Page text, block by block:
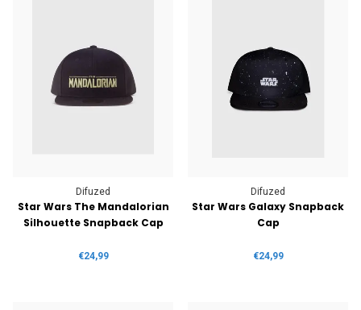
Difuzed
Star Wars The Mandalorian
Silhouette Snapback Cap
€24,99
Difuzed
Star Wars Galaxy Snapback
Cap
€24,99